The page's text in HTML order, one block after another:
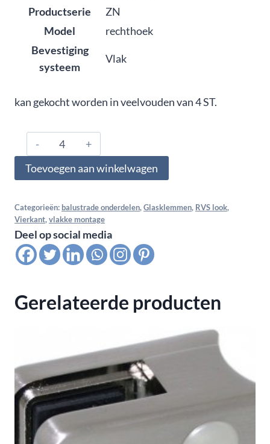
Productserie
ZN
Model
rechthoek
Bevestiging
systeem
Vlak
kan gekocht worden in veelvouden van 4 ST.
0600.01.000.ZN.01,
Glasklem
vlak
monoglas
6
MM,
RVS
aantal
Toevoegen aan winkelwagen
Categorieën: balustrade onderdelen, Glasklemmen, RVS look,
Vierkant, vlakke montage
Deel op social media
Gerelateerde producten